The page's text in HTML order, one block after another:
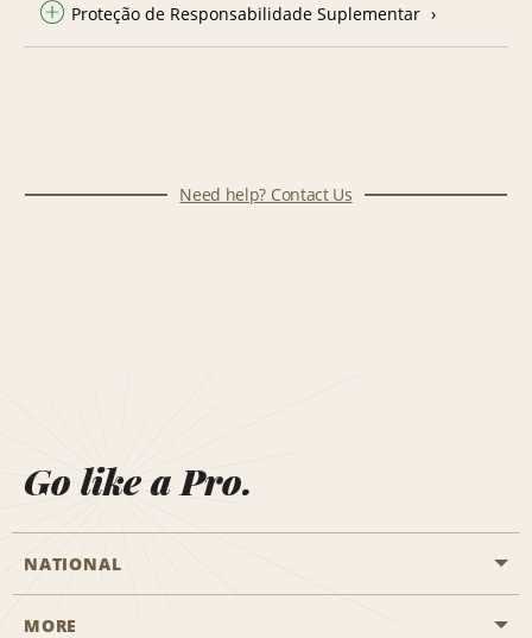
Proteção de Responsabilidade Suplementar
Need help? Contact Us
Go like a Pro.
NATIONAL
Start a Reservation
MORE